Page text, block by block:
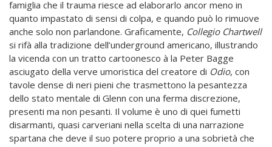
famiglia che il trauma riesce ad elaborarlo ancor meno in
quanto impastato di sensi di colpa, e quando può lo rimuove
anche solo non parlandone. Graficamente, Collegio Chartwell
si rifà alla tradizione dell’underground americano, illustrando
la vicenda con un tratto cartoonesco à la Peter Bagge
asciugato della verve umoristica del creatore di Odio, con
tavole dense di neri pieni che trasmettono la pesantezza
dello stato mentale di Glenn con una ferma discrezione,
presenti ma non pesanti. Il volume è uno di quei fumetti
disarmanti, quasi carveriani nella scelta di una narrazione
spartana che deve il suo potere proprio a una sobrietà che